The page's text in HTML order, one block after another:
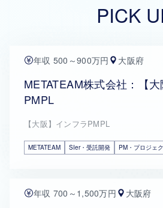
PICK
年収 500～900万円 大阪府
METATEAM株式会社：【
PMPL
【大阪】インフラPMPL
METATEAM SIer・受託開発 PM・プロジェ
年収 700～1,500万円 大阪府